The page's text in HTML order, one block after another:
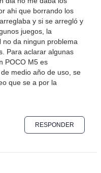
ahi que borrando los
y si se arregló y
juegos, la
no da ningun problema
Para aclarar algunas
POCO M5 es
medio año de uso, se
que se a por la
RESPONDER